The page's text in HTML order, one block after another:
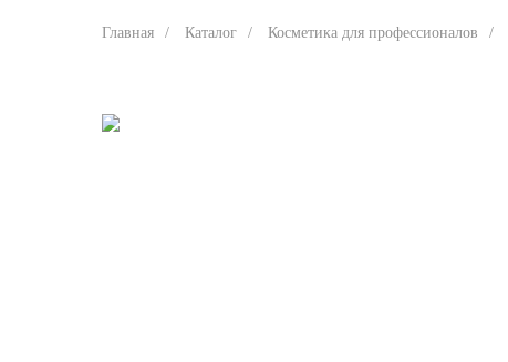
Главная / Каталог / Косметика для профессионалов /